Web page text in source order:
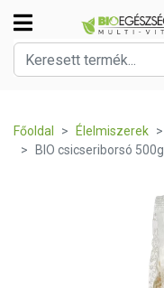
Főoldal Élelmiszerek
BIO csicseriborsó 500g